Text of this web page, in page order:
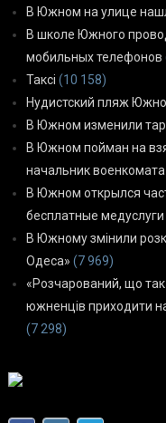
В Южном на улице
В школе Южного
мобильных телефонов
Таксі (10 158)
Нудистский пляж
В Южном изменили
В Южном пойман на
начальник военкомата
В Южном открылся
бесплатные
В Южному змінили
Одеса» (7 969)
«Розчарований, що
южненців приходити
(7 298)